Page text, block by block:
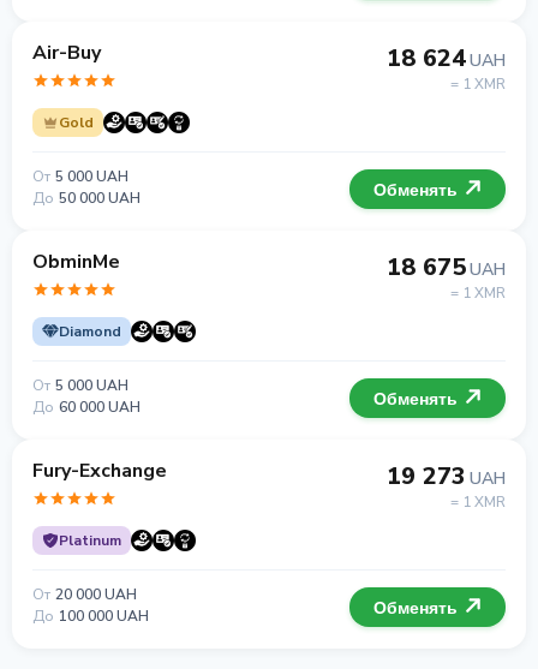
Air-Buy
Gold
18 624UAH
= 1 XMR
От 5 000 UAH
До 50 000 UAH Обменять
ObminMe
Diamond
18 675UAH
= 1 XMR
От 5 000 UAH
До 60 000 UAH Обменять
Fury-Exchange
Platinum
19 273 UAH
= 1 XMR
От 20 000 UAH
До 100 000 UAH Обменять